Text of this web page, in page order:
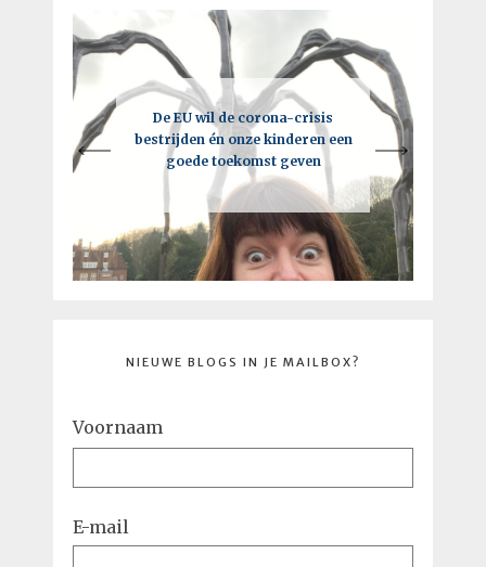
De EU wil de corona-crisis
bestrijden én onze kinderen een
goede toekomst geven
Een intelligente lockdown: hoe
deze crisis tot een kick-ass
toekomst kan leiden
Je moet vooral de regels breken,
maar niet als je de EU bent
NIEUWE BLOGS IN JE MAILBOX?
Voornaam
E-mail